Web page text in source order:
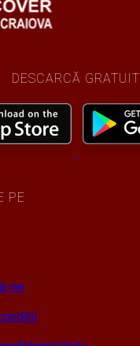
DESCARCĂ GRATUIT
PE
ne